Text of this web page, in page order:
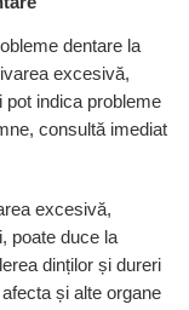
dentare la
excesivă,
indica probleme
consultă imediat
excesivă,
poate duce la
dinților și dureri
și alte organe